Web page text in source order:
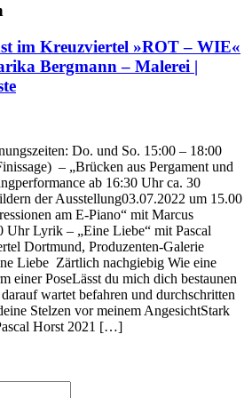
im Kreuzviertel »ROT – WIE«
Bergmann – Malerei |
Do. und So. 15:00 – 18:00
– „Brücken aus Pergament und
ab 16:30 Uhr ca. 30
der Ausstellung03.07.2022 um 15.00
am E-Piano“ mit Marcus
Uhr Lyrik – „Eine Liebe“ mit Pascal
Dortmund, Produzenten-Galerie
Liebe Zärtlich nachgiebig Wie eine
einer PoseLässt du mich dich bestaunen
wartet befahren und durchschritten
Stelzen vor meinem AngesichtStark
Horst 2021 […]